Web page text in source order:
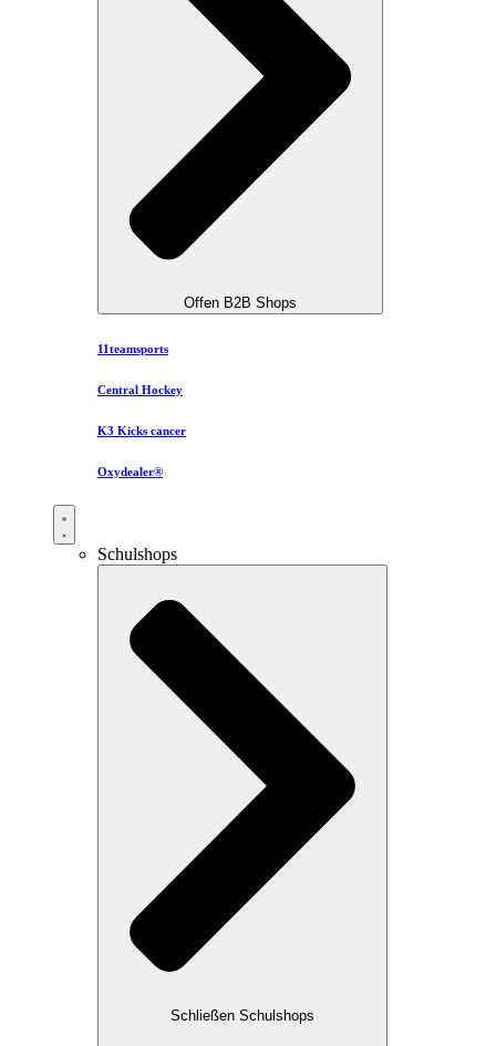
Offen B2B Shops
11teamsports
Central Hockey
K3 Kicks cancer
Oxydealer®
Schulshops
Schließen Schulshops